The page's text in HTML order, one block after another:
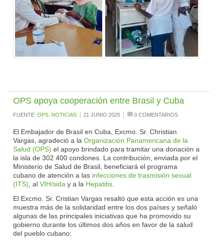
OPS apoya cooperación entre Brasil y Cuba
FUENTE: OPS. NOTICIAS | 21 JUNIO 2025 | 0 COMENTARIOS
El Embajador de Brasil en Cuba, Excmo. Sr. Christian
Vargas, agradeció a la Organización Panamericana de la
Salud (OPS) el apoyo brindado para tramitar una donación a
la isla de 302 400 condones. La contribución, enviada por el
Ministerio de Salud de Brasil, beneficiará el programa
cubano de atención a las infecciones de trasmisión sexual
(ITS) , al VIH/sida y a la Hepatitis
El Excmo. Sr. Cristian Vargas resaltó que esta acción es una
muestra más de la solidaridad entre los dos países y señaló
algunas de las principales iniciativas que ha promovido su
gobierno durante los últimos dos años en favor de la salud
del pueblo cubano: